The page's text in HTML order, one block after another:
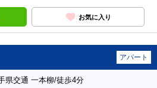
お気に入り
アパート
県交通 一本柳/徒歩4分